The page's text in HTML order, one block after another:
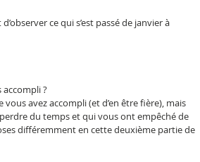
ce qui s’est passé de janvier à
accompli ?
avez accompli (et d’en être fière), mais
du temps et qui vous ont empêché de
différemment en cette deuxième partie de